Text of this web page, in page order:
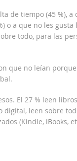
de tiempo (45 %), a
o a que no les gusta
todo, para las
que no leían
El 27 % leen
digital, leen sobre
(Kindle, iBooks,